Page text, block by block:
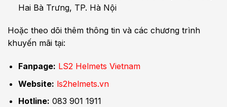
Hai Bà Trưng, TP. Hà Nội
Hoặc theo dõi thêm thông tin và các chương trình
khuyến mãi tại:
Fanpage: LS2 Helmets Vietnam
Website: ls2helmets.vn
Hotline: 083 901 1911